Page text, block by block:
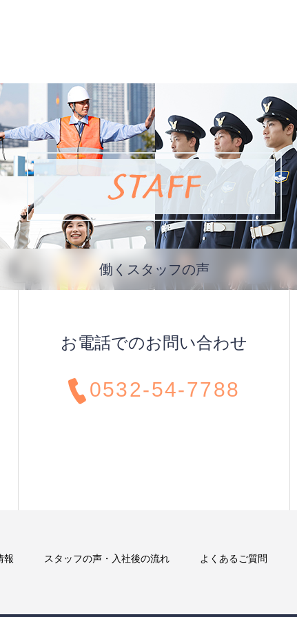
働くスタッフの声
お電話でのお問い合わせ
0532-54-7788
報 スタッフの声・入社後の流れ よくあるご質問